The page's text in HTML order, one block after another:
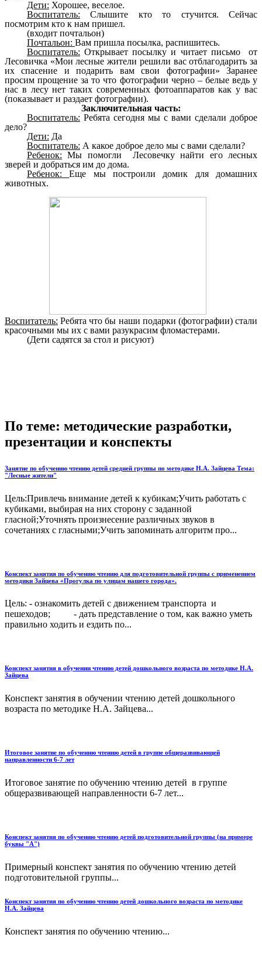
Дети: Хорошее, веселое.
Воспитатель: Слышите кто то стучится. Сейчас
посмотрим кто к нам пришел.
(входит почтальон)
Почтальон: Вам пришла посылка, распишитесь.
Воспитатель: Открывает посылку и читает письмо от
Лесовичка «Мои лесные жители решили вас отблагодарить за
их спасение и подарить вам свои фотографии» Заранее
просим прощение за то что фотографии черно – белые ведь у
нас в лесу нет таких современных фотоаппаратов как у вас
(показывает и раздает фотографии).
Заключительная часть:
Воспитатель: Ребята сегодня мы с вами сделали доброе
дело?
Дети: Да
Воспитатель: А какое доброе дело мы с вами сделали?
Ребенок: Мы помогли Лесовечку найти его лесных
зверей и добраться им до дома.
Ребенок:Еще мы построили домик для домашних
животных.
Воспитатель: Ребята что бы наши подарки (фотографии) стали
красочными мы их с вами разукрасим фломастерами.
(Дети садятся за стол и рисуют)
По теме: методические разработки,
презентации и конспекты
Занятие по обучению чтению детей средней группы по методике Н.А. Зайцева Тема:
"Лесные жители"
Цель:Привлечь внимание детей к кубикам;Учить работать с
кубиками, выбирая на них сторону с заданной
гласной;Уточнять произнесение различных звуков в
сочетаниях с гласными;Учить запоминать алгоритм про...
Конспект занятия по обучению чтению для подготовительной группы с применением
методики Зайцева «Прогулка по улицам нашего города».
Цель: - ознакомить детей с движением транспорта и
пешеходов; - дать представление о том, как важно уметь
правильно ходить и ездить по...
Конспект занятия в обучении чтению детей дошкольного возраста по методике Н.А.
Зайцева
Конспект занятия в обучении чтению детей дошкольного
возраста по методике Н.А. Зайцева...
Итоговое занятие по обучению чтению детей в группе общеразвивающей
направленности 6-7 лет
Итоговое занятие по обучению чтению детей в группе
общеразвивающей направленности 6-7 лет...
Конспект занятия по обучению чтению детей подготовительной группы (на примере
буквы "А")
Примерный конспект занятия по обучению чтению детей
подготовительной группы...
Конспект занятия по обучению чтению детей дошкольного возраста по методике
Н.А. Зайцева
Конспект занятия по обучению чтению...